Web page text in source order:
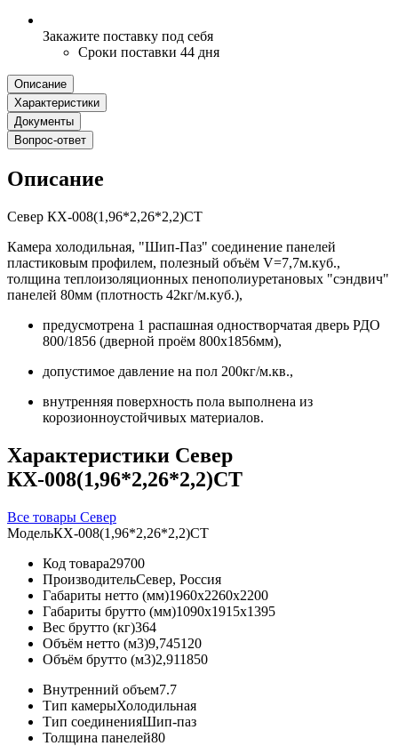
Закажите поставку под себя
Сроки поставки 44 дня
Описание
Характеристики
Документы
Вопрос-ответ
Описание
Север КХ-008(1,96*2,26*2,2)СТ
Камера холодильная, "Шип-Паз" соединение панелей
пластиковым профилем, полезный объём V=7,7м.куб.,
толщина теплоизоляционных пенополиуретановых "сэндвич"
панелей 80мм (плотность 42кг/м.куб.),
предусмотрена 1 распашная одностворчатая дверь РДО
800/1856 (дверной проём 800х1856мм),
допустимое давление на пол 200кг/м.кв.,
внутренняя поверхность пола выполнена из
корозионноустойчивых материалов.
Характеристики Север
КХ-008(1,96*2,26*2,2)СТ
Все товары Север
МодельКХ-008(1,96*2,26*2,2)СТ
Код товара29700
ПроизводительСевер, Россия
Габариты нетто (мм)1960x2260x2200
Габариты брутто (мм)1090x1915x1395
Вес брутто (кг)364
Объём нетто (м3)9,745120
Объём брутто (м3)2,911850
Внутренний объем7.7
Тип камерыХолодильная
Тип соединенияШип-паз
Толщина панелей80